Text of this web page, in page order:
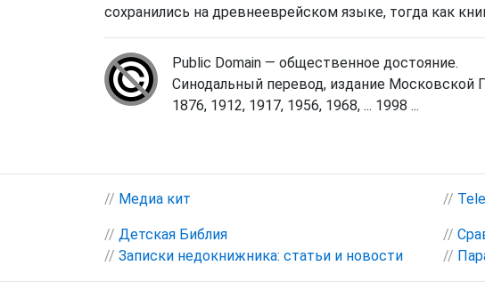
сохранились на древнееврейском языке, тогда как
Public Domain — общественное достояние.
Синодальный перевод, издание Московской
1876, 1912, 1917, 1956, 1968, ... 1998 ...
// Медиа кит //
// Детская Библия
// Записки недокнижника: статьи и новости
//
//